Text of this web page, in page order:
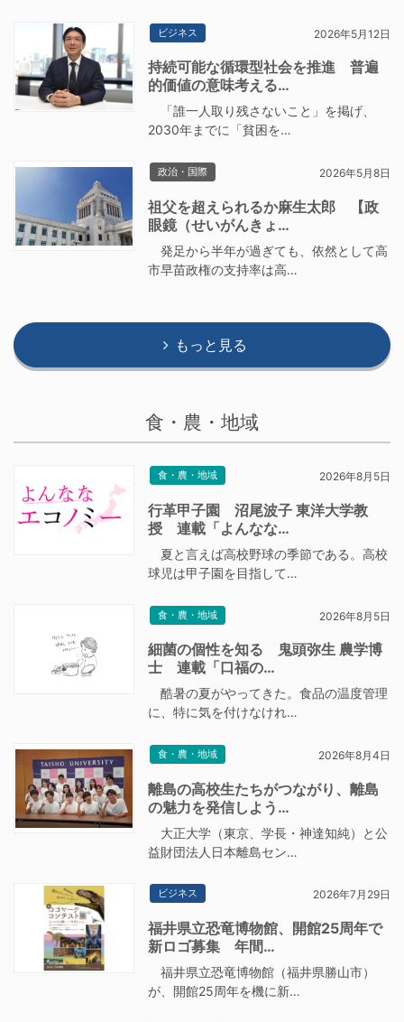
ビジネス 2026年5月12日
持続可能な循環型社会を推進 普遍
的価値の意味考える…
「誰一人取り残さないこと」を掲げ、
2030年までに「貧困を…
政治・国際 2026年5月8日
祖父を超えられるか麻生太郎 【政
眼鏡（せいがんきょ…
発足から半年が過ぎても、依然として高
市早苗政権の支持率は高…
もっと見る
食・農・地域
食・農・地域 2026年8月5日
行革甲子園 沼尾波子 東洋大学教
授 連載「よんなな…
夏と言えば高校野球の季節である。高校
球児は甲子園を目指して…
食・農・地域 2026年8月5日
細菌の個性を知る 鬼頭弥生 農学博
士 連載「口福の…
酷暑の夏がやってきた。食品の温度管理
に、特に気を付けなけれ…
食・農・地域 2026年8月4日
離島の高校生たちがつながり、離島
の魅力を発信しよう…
大正大学（東京、学長・神達知純）と公
益財団法人日本離島セン…
ビジネス 2026年7月29日
福井県立恐竜博物館、開館25周年で
新ロゴ募集 年間…
福井県立恐竜博物館（福井県勝山市）
が、開館25周年を機に新…